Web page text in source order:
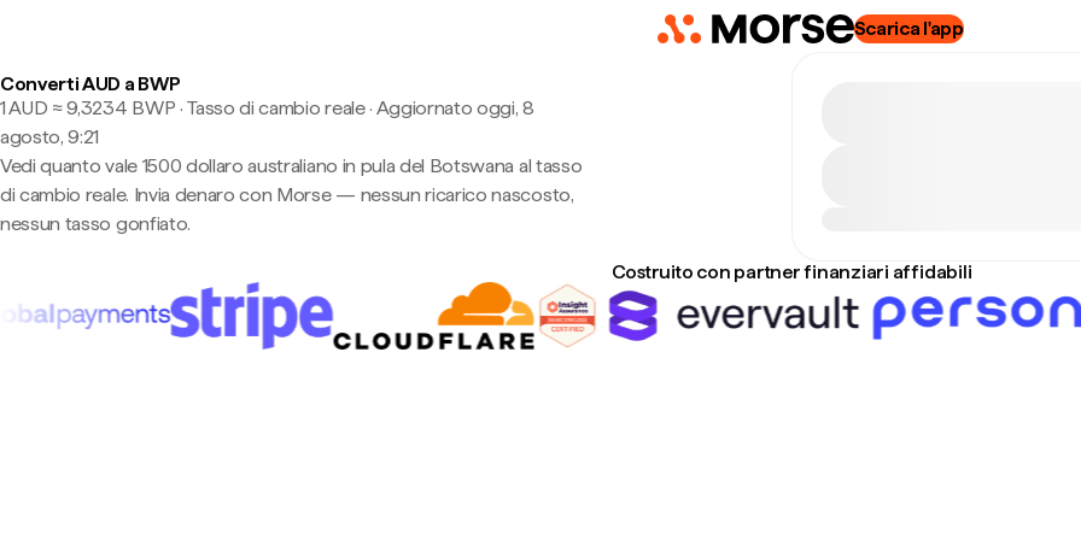
Scarica l'app
Converti AUD a BWP
1 AUD ≈ 9,3234 BWP · Tasso di cambio reale· Aggiornato oggi, 8
agosto, 9:21
Vedi quanto vale 1500 dollaro australiano in pula del Botswana al tasso
di cambio reale. Invia denaro con Morse — nessun ricarico nascosto,
nessun tasso gonfiato.
Costruito con partner finanziari affidabili